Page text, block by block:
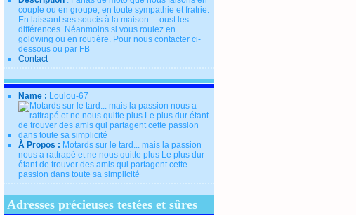
couple ou en groupe, en toute sympathie et fratrie.
En laissant ses soucis à la maison.... oust les
différences. Néanmoins si vous roulez en
goldwing ou en routière. Pour nous contacter ci-
dessous ou par FB
Contact
Name : Loulou-67
À Propos : Motards sur le tard... mais la passion
nous a rattrapé et ne nous quitte plus Le plus dur
étant de trouver des amis qui partagent cette
passion dans toute sa simplicité
Adresses précieuses testées et sûres